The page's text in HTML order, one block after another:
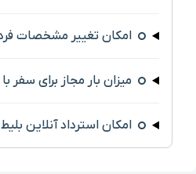
امکان تغییر مشخصات
میزان بار مجاز برای سفر
امکان استرداد آنلاین